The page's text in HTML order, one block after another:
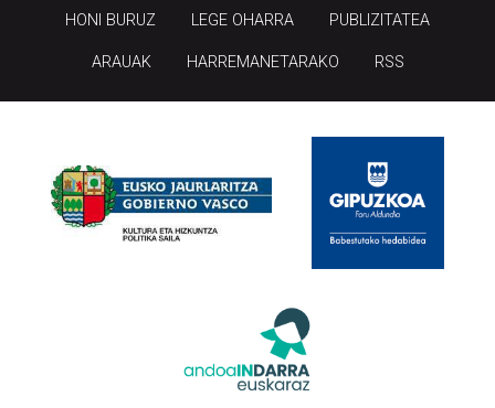
HONI BURUZ LEGE OHARRA PUBLIZITATEA
ARAUAK HARREMANETARAKO RSS